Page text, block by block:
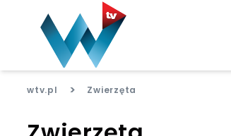
wtv.pl > Zwierzęta